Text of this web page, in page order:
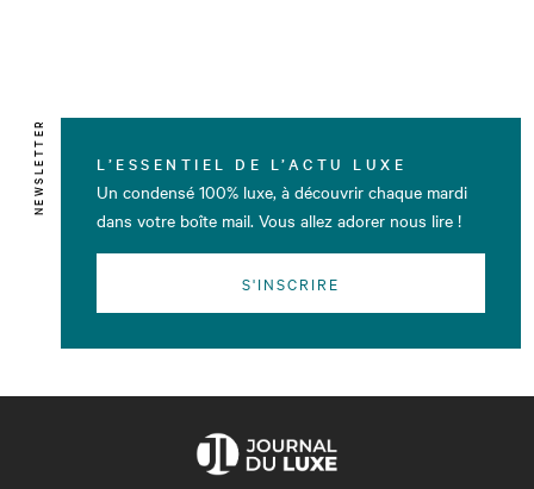
NEWSLETTER L’ESSENTIEL DE L’ACTU LUXE
Un condensé 100% luxe, à découvrir chaque mardi
dans votre boîte mail. Vous allez adorer nous lire !
S'INSCRIRE